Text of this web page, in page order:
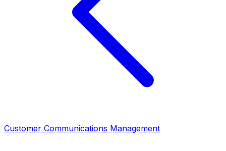
Customer Communications Management